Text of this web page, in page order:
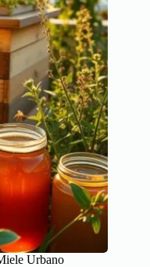
Urbano